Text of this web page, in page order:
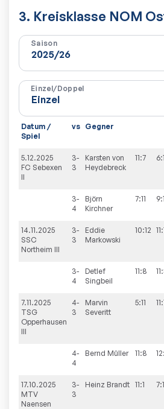
3. Kreisklasse NOM
Saison
Einzel/Doppel
Datum /
Spiel
vs Gegner
5.12.2025
FC Sebexen
II
3-
3
Karsten von
Heydebreck
11:7
3-
4
Björn
Kirchner
7:11
14.11.2025
SSC
Northeim III
3-
3
Eddie
Markowski
10:12
3-
4
Detlef
Singbeil
11:8
7.11.2025
TSG
Opperhausen
III
4-
3
Marvin
Severitt
5:11
4-
4
Bernd Müller 11:8
17.10.2025
MTV
Naensen
3-
3
Heinz Brandt 11:1